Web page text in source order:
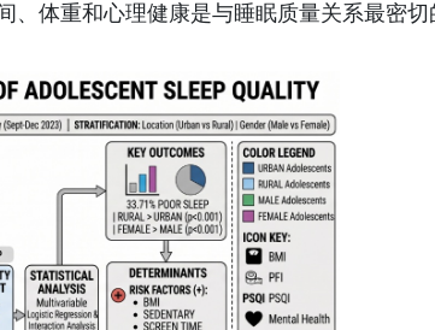
、体重和心理健康是与睡眠质量关系最密切
御君方义诊活动走进国医
会客厅”成健康新地标